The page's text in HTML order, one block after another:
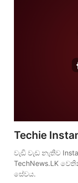
Techie
වැඩි වැඩ නැතිව
TechNews.LK
සේවය.